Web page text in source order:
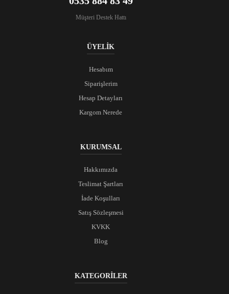
Müşteri Destek Hattı
ÜYELİK
Hesabım
Siparişlerim
Hesap Detayları
Kargom Nerede
KURUMSAL
Hakkımızda
Teslimat Şartları
İade Koşulları
Satış Sözleşmesi
KVKK
Blog
KATEGORİLER